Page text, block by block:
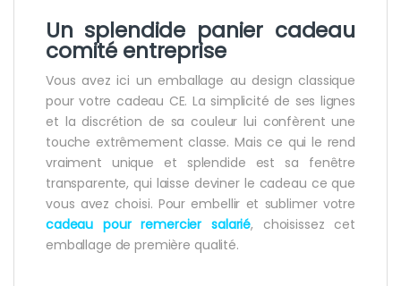
Un splendide panier cadeau
comité entreprise
Vous avez ici un emballage au design classique
pour votre cadeau CE. La simplicité de ses lignes
et la discrétion de sa couleur lui confèrent une
touche extrêmement classe. Mais ce qui le rend
vraiment unique et splendide est sa fenêtre
transparente, qui laisse deviner le cadeau ce que
vous avez choisi. Pour embellir et sublimer votre
cadeau pour remercier salarié, choisissez cet
emballage de première qualité.